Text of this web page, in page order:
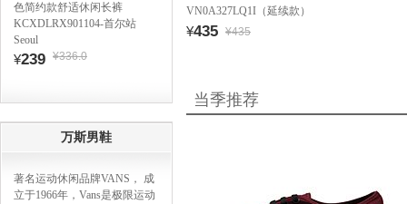
色简约款舒适休闲长裤
KCXDLRX901104-首尔站
Seoul
¥239 ¥336.0
万斯男鞋
著名运动休闲品牌VANS， 成
立于1966年，Vans是极限运动
VN0A327LQ1I（延续款）
¥435 ¥435
当季推荐